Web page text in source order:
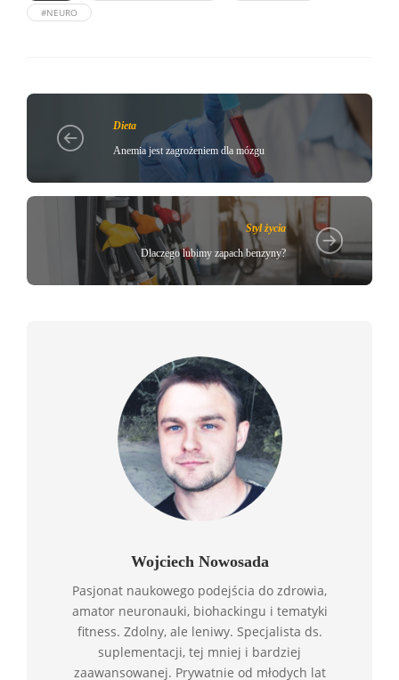
#NEURO
Dieta
Anemia jest zagrożeniem dla mózgu
Styl życia
Dlaczego lubimy zapach benzyny?
Wojciech Nowosada
Pasjonat naukowego podejścia do zdrowia,
amator neuronauki, biohackingu i tematyki
fitness. Zdolny, ale leniwy. Specjalista ds.
suplementacji, tej mniej i bardziej
zaawansowanej. Prywatnie od młodych lat